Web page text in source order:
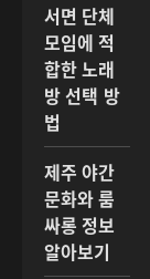
서면 단체
모임에 적
합한 노래
방 선택 방
법
제주 야간
문화와 룸
싸롱 정보
알아보기